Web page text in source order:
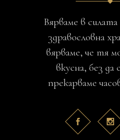
Вярваме в
здравословна
вярваме, че тя
вкусна, без да
прекарваме